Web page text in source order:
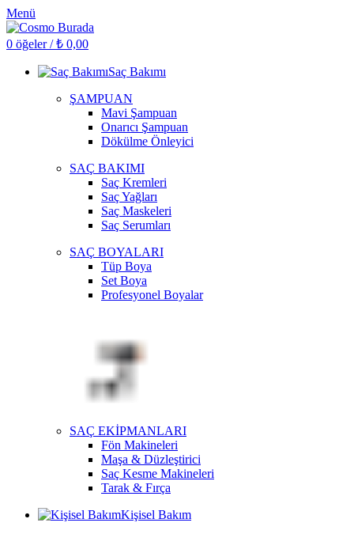
Menü
0 öğeler / ₺ 0,00
Saç Bakımı
ŞAMPUAN
Mavi Şampuan
Onarıcı Şampuan
Dökülme Önleyici
SAÇ BAKIMI
Saç Kremleri
Saç Yağları
Saç Maskeleri
Saç Serumları
SAÇ BOYALARI
Tüp Boya
Set Boya
Profesyonel Boyalar
SAÇ EKİPMANLARI
Fön Makineleri
Maşa & Düzleştirici
Saç Kesme Makineleri
Tarak & Fırça
Kişisel Bakım